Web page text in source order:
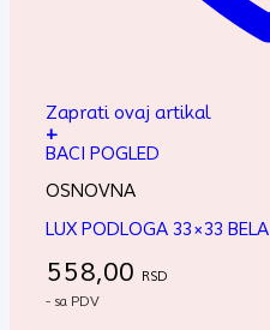
Zaprati ovaj artikal
+
BACI POGLED
OSNOVNA
LUX PODLOGA 33×33 BELA
558,00 RSD
- sa PDV